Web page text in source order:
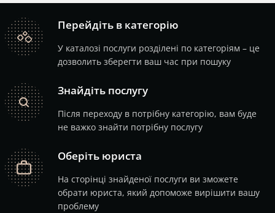
catalog
Перейдіть в категорію
У каталозі послуги розділені по категоріям – це
дозволить зберегти ваш час при пошуку
search
Знайдіть послугу
Після переходу в потрібну категорію, вам буде
не важко знайти потрібну послугу
job
Оберіть юриста
На сторінці знайденої послуги ви зможете
обрати юриста, який допоможе вирішити вашу
проблему